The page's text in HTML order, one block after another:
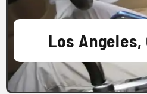
Los